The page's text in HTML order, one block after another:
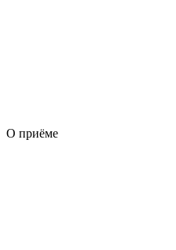
О приёме